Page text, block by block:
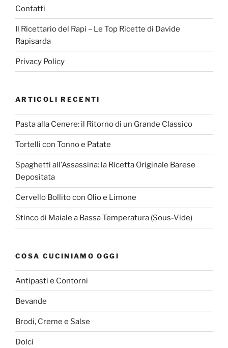
Contatti
Il Ricettario del Rapi – Le Top Ricette di Davide
Rapisarda
Privacy Policy
ARTICOLI RECENTI
Pasta alla Cenere: il Ritorno di un Grande Classico
Tortelli con Tonno e Patate
Spaghetti all’Assassina: la Ricetta Originale Barese
Depositata
Cervello Bollito con Olio e Limone
Stinco di Maiale a Bassa Temperatura (Sous-Vide)
COSA CUCINIAMO OGGI
Antipasti e Contorni
Bevande
Brodi, Creme e Salse
Dolci